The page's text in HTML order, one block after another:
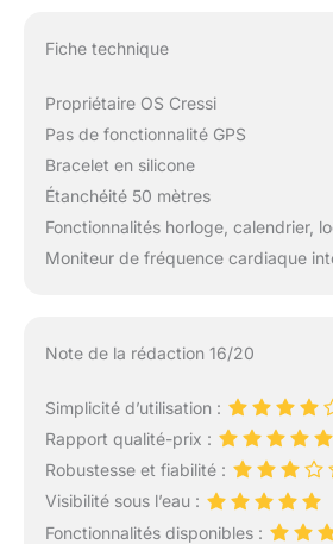
Fiche technique
Propriétaire OS Cressi
Pas de fonctionnalité GPS
Bracelet en silicone
Étanchéité 50 mètres
Fonctionnalités horloge, calendrier,
Moniteur de fréquence cardiaque
Note de la rédaction 16/20
Simplicité d’utilisation :
Rapport qualité-prix :
Robustesse et fiabilité :
Visibilité sous l’eau :
Fonctionnalités disponibles :